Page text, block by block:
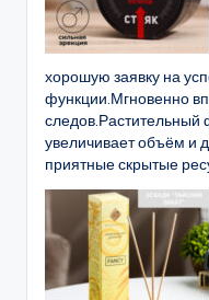
хорошую заявку на
функции.Мгновенно
следов.Растительный
увеличивает объём и
приятные скрытые